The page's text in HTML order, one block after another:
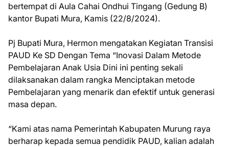
bertempat di Aula Cahai Ondhui Tingang (Gedung B)
kantor Bupati Mura, Kamis (22/8/2024).
Pj Bupati Mura, Hermon mengatakan Kegiatan Transisi
PAUD Ke SD Dengan Tema “Inovasi Dalam Metode
Pembelajaran Anak Usia Dini ini penting sekali
dilaksanakan dalam rangka Menciptakan metode
Pembelajaran yang menarik dan efektif untuk generasi
masa depan.
“Kami atas nama Pemerintah Kabupaten Murung raya
berharap kepada semua pendidik PAUD, kalian adalah